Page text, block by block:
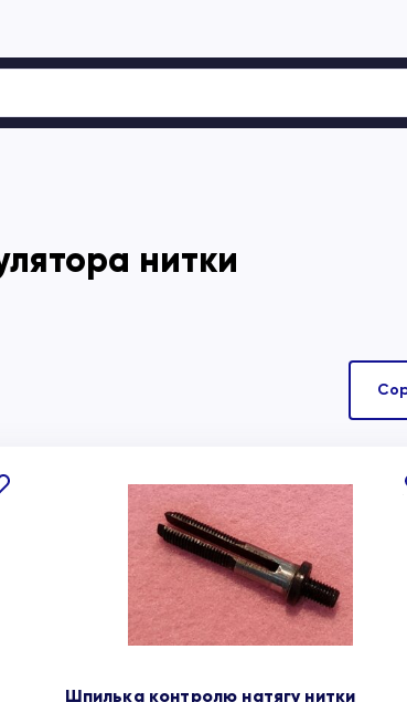
нитки
Шпилька контролю натягу нитки